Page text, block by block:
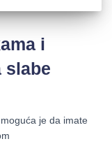
i
slabe
je da imate